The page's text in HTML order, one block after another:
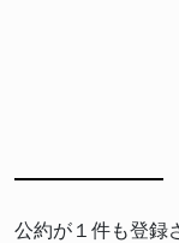
公約が１件も登録